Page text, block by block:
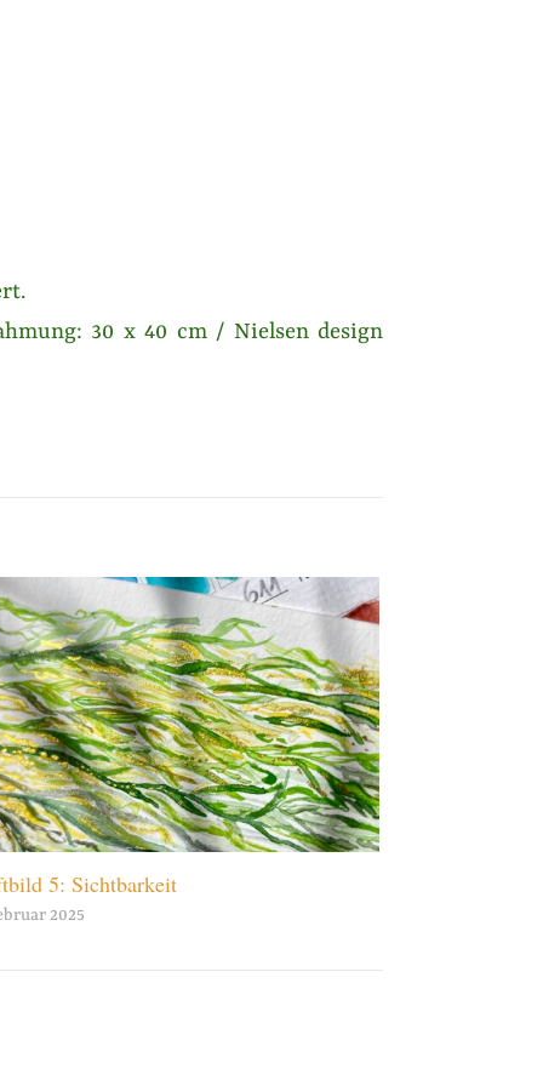
30 x 40 cm / Nielsen design
5: Sichtbarkeit
2025